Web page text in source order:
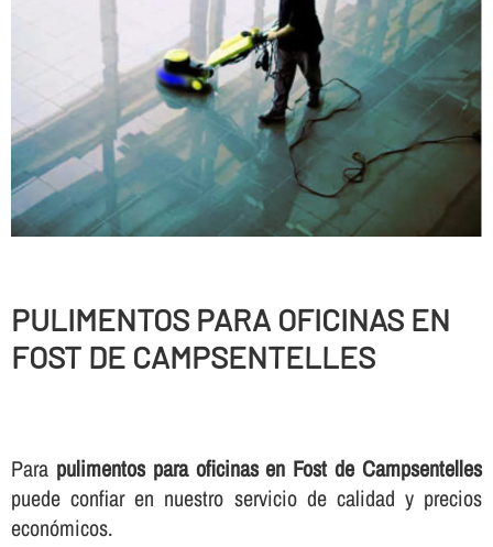
PULIMENTOS PARA OFICINAS EN
FOST DE CAMPSENTELLES
Para pulimentos para oficinas en Fost de Campsentelles
puede confiar en nuestro servicio de calidad y precios
económicos.